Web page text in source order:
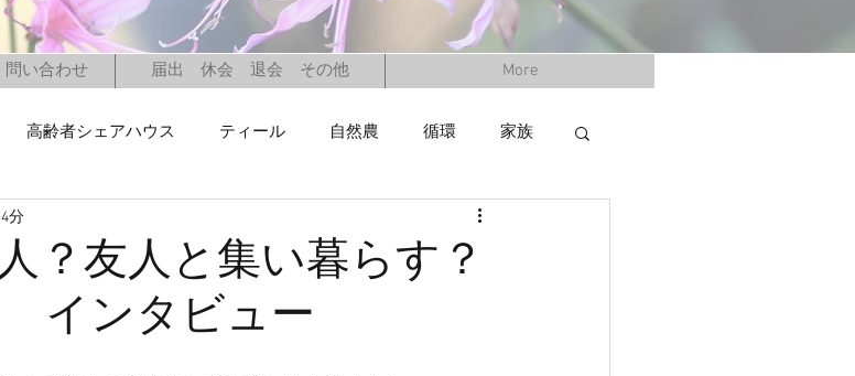
い合わせ 届出 休会 退会 その他 More
高齢者シェアハウス ティール 自然農 循環 家族
死
高齢 介護保険 空き家 サロン
？友人と集い暮らす？
インタビュー
分